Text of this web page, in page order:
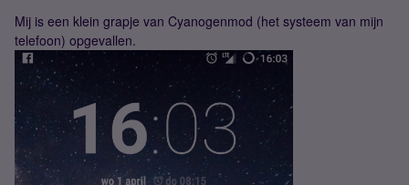
Mij is een klein grapje van Cyanogenmod (het systeem van mijn
telefoon) opgevallen.